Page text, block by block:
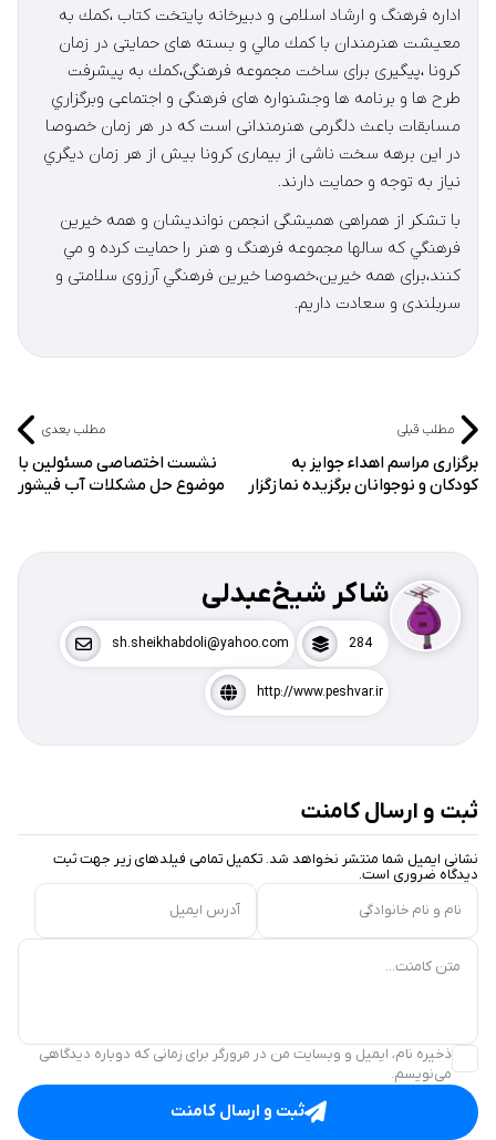
اداره فرهنگ و ارشاد اسلامی و دبیرخانه پایتخت کتاب ،كمك به
معيشت هنرمندان با كمك مالي و بسته های حمايتی در زمان
كرونا ،پيگيری برای ساخت مجموعه فرهنگی،كمك به پیشرفت
طرح ها و برنامه ها وجشنواره های فرهنگی و اجتماعی وبرگزاري
مسابقات باعث دلگرمی هنرمندانی است كه در هر زمان خصوصا
در اين برهه سخت ناشی از بيماری كرونا بيش از هر زمان ديگري
نياز به توجه و حمايت دارند.
با تشكر از همراهی هميشگی انجمن نوانديشان و همه خيرين
فرهنگي كه سالها مجموعه فرهنگ و هنر را حمايت كرده و مي
كنند،برای همه خيرين،خصوصا خيرين فرهنگي آرزوی سلامتی و
سربلندی و سعادت داريم.
مطلب قبلی
برگزاری مراسم اهداء جوایز به
کودکان و نوجوانان برگزیده نمازگزار
مطلب بعدی
نشست اختصاصی مسئولین با
موضوع حل مشکلات آب فیشور
شاکر شیخ‌عبدلی
284
sh.sheikhabdoli@yahoo.com
http://www.peshvar.ir
ثبت و ارسال کامنت
نشانی ایمیل شما منتشر نخواهد شد. تکمیل تمامی فیلد‌های زیر جهت ثبت
دیدگاه ضروری است.
نام و نام خانوادگی
آدرس ایمیل
متن کامنت...
ذخیره نام، ایمیل و وبسایت من در مرورگر برای زمانی که دوباره دیدگاهی
می‌نویسم.
ثبت و ارسال کامنت